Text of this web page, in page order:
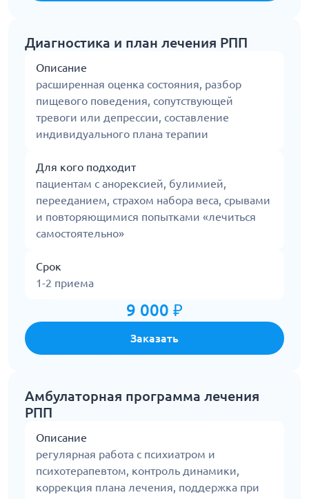
Диагностика и план лечения РПП
Описание
расширенная оценка состояния, разбор
пищевого поведения, сопутствующей
тревоги или депрессии, составление
индивидуального плана терапии
Для кого подходит
пациентам с анорексией, булимией,
перееданием, страхом набора веса, срывами
и повторяющимися попытками «лечиться
самостоятельно»
Срок
1-2 приема
9 000 ₽
Заказать
Амбулаторная программа лечения
РПП
Описание
регулярная работа с психиатром и
психотерапевтом, контроль динамики,
коррекция плана лечения, поддержка при